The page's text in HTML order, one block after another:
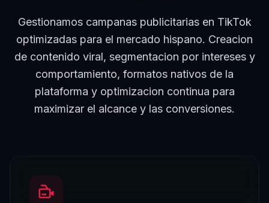
Gestionamos campanas publicitarias en TikTok
optimizadas para el mercado hispano. Creacion
de contenido viral, segmentacion por intereses y
comportamiento, formatos nativos de la
plataforma y optimizacion continua para
maximizar el alcance y las conversiones.